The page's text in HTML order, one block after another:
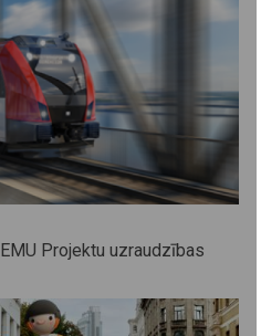
Projektu uzraudzības